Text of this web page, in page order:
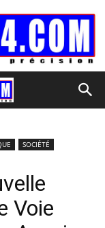
SOCIÉTÉ
Voie